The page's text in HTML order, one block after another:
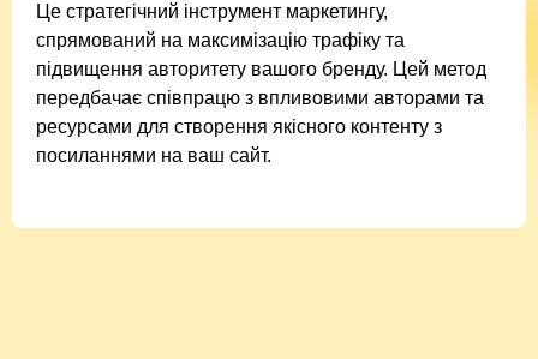
Це стратегічний інструмент маркетингу,
спрямований на максимізацію трафіку та
підвищення авторитету вашого бренду. Цей метод
передбачає співпрацю з впливовими авторами та
ресурсами для створення якісного контенту з
посиланнями на ваш сайт.